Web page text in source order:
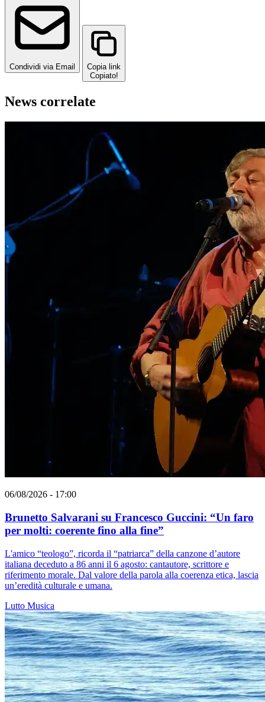
Condividi via Email
Copia link
Copiato!
News correlate
06/08/2026 - 17:00
Brunetto Salvarani su Francesco Guccini: “Un faro
per molti: coerente fino alla fine”
L'amico “teologo”, ricorda il “patriarca” della canzone d’autore
italiana deceduto a 86 anni il 6 agosto: cantautore, scrittore e
riferimento morale. Dal valore della parola alla coerenza etica, lascia
un’eredità culturale e umana.
Lutto Musica